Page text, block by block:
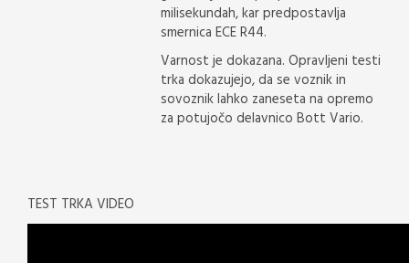
milisekundah, kar predpostavlja
smernica ECE R44.
Varnost je dokazana. Opravljeni testi
trka dokazujejo, da se voznik in
sovoznik lahko zaneseta na opremo
za potujočo delavnico Bott Vario.
TEST TRKA VIDEO